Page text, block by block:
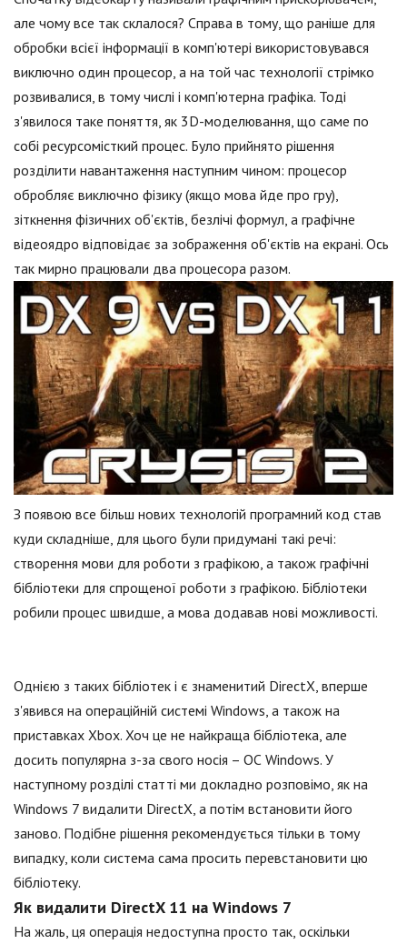
але чому все так склалося? Справа в тому, що раніше для
обробки всієї інформації в комп'ютері використовувався
виключно один процесор, а на той час технології стрімко
розвивалися, в тому числі і комп'ютерна графіка. Тоді
з'явилося таке поняття, як 3D-моделювання, що саме по
собі ресурсомісткий процес. Було прийнято рішення
розділити навантаження наступним чином: процесор
обробляє виключно фізику (якщо мова йде про гру),
зіткнення фізичних об'єктів, безлічі формул, а графічне
відеоядро відповідає за зображення об'єктів на екрані. Ось
так мирно працювали два процесора разом.
З появою все більш нових технологій програмний код став
куди складніше, для цього були придумані такі речі:
створення мови для роботи з графікою, а також графічні
бібліотеки для спрощеної роботи з графікою. Бібліотеки
робили процес швидше, а мова додавав нові можливості.
Однією з таких бібліотек і є знаменитий DirectX, вперше
з'явився на операційній системі Windows, а також на
приставках Xbox. Хоч це не найкраща бібліотека, але
досить популярна з-за свого носія – ОС Windows. У
наступному розділі статті ми докладно розповімо, як на
Windows 7 видалити DirectX, а потім встановити його
заново. Подібне рішення рекомендується тільки в тому
випадку, коли система сама просить перевстановити цю
бібліотеку.
Як видалити DirectX 11 на Windows 7
На жаль, ця операція недоступна просто так, оскільки